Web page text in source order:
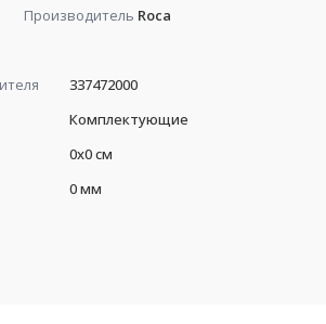
Производитель Roca
337472000
Комплектующие
0x0 см
0 мм